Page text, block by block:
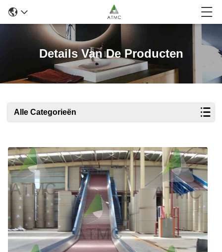
Details Van De Producten
Alle Categorieën